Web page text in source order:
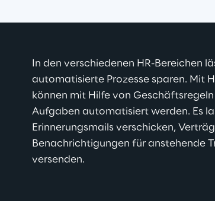
In den verschiedenen HR-Bereichen
automatisierte Prozesse sparen. Mit
können mit Hilfe von
Aufgaben automatisiert werden. Es
Erinnerungsmails verschicken,
Benachrichtigungen für anstehende
versenden.